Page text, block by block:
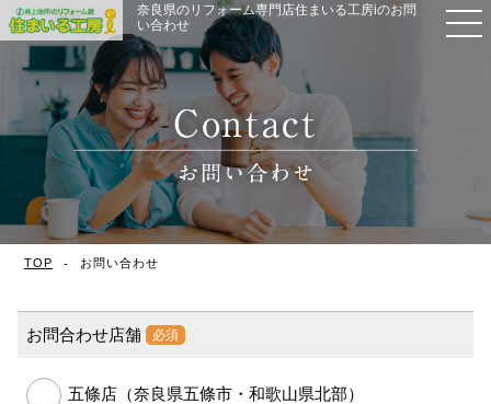
奈良県のリフォーム専門店住まいる工房iのお問
い合わせ
TOP お問い合わせ
お問合わせ店舗 必須
五條店（奈良県五條市・和歌山県北部）